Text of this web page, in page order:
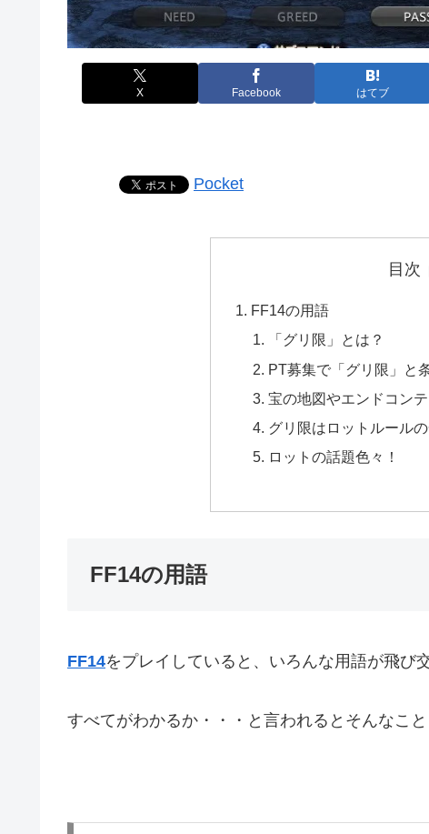
X Facebook はてブ
Pocket
目次
FF14の用語
「グリ限」とは？
PT募集で「グリ限」と
宝の地図やエンドコン
グリ限はロットルール
ロットの話題色々！
FF14の用語
FF14をプレイしていると、いろんな用語が飛び
すべてがわかるか・・・と言われるとそんなこと